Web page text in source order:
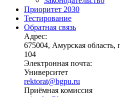
Приоритет 2030
Тестирование
Обратная связь
Адрес:
675004, Амурская область,
104
Электронная почта:
Университет
rektorat@bgpu.ru
Приёмная комиссия